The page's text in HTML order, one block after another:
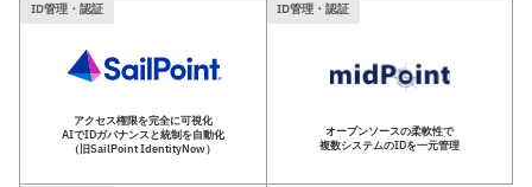
ID管理・認証
アクセス権限を完全に可視化
AIでIDガバナンスと統制を自動化
（旧SailPoint IdentityNow）
ID管理・認証
オープンソースの柔軟性で
複数システムのIDを一元管理